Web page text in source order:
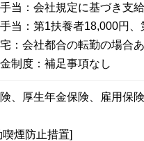
当：会社規定に基づき支
当：第1扶養者18,000円、
：会社都合の転勤の場合
制度：補足事項なし
、厚生年金保険、雇用保
喫煙防止措置]